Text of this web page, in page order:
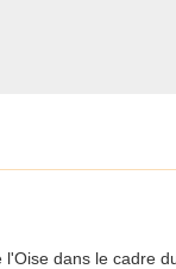
dans le cadre